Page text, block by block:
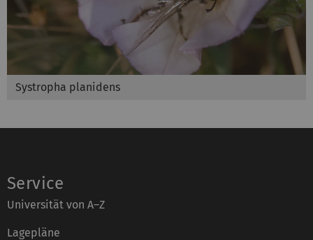
Systropha planidens
Service
Universität von A–Z
Lagepläne